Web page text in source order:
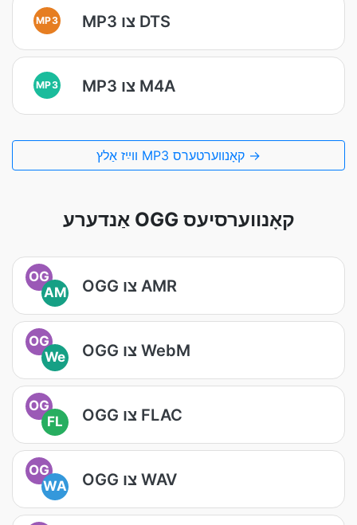
MP3 MP3 צו DTS
MP3 MP3 צו M4A
װײַז אַלץ MP3 קאָנווערטערס →
אַנדערע OGG קאָנווערסיעס
OG
AM
OGG צו AMR
OG
We
OGG צו WebM
OG
FL
OGG צו FLAC
OG
WA
OGG צו WAV